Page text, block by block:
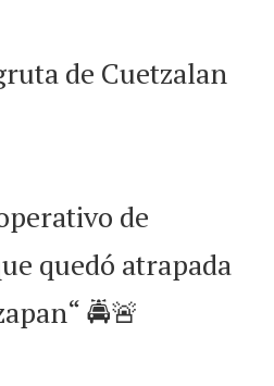
de Cuetzalan
de
quedó atrapada
🚔🚨